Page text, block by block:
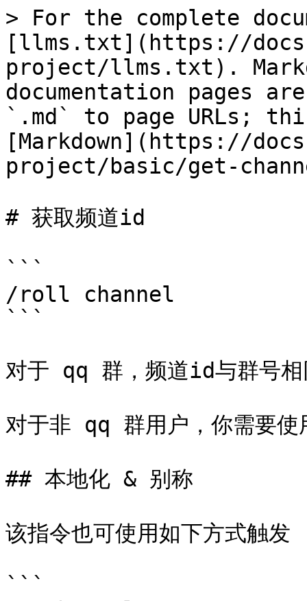
> For the complete
[llms.txt](https://
project/llms.txt).
documentation pages
`.md` to page URLs;
[Markdown](https://
project/basic/get-
# 获取频道id
```
/roll channel
```
对于 qq 群，频道id与群号相
对于非 qq 群用户，你需要
## 本地化 & 别称
该指令也可使用如下方式触发
```